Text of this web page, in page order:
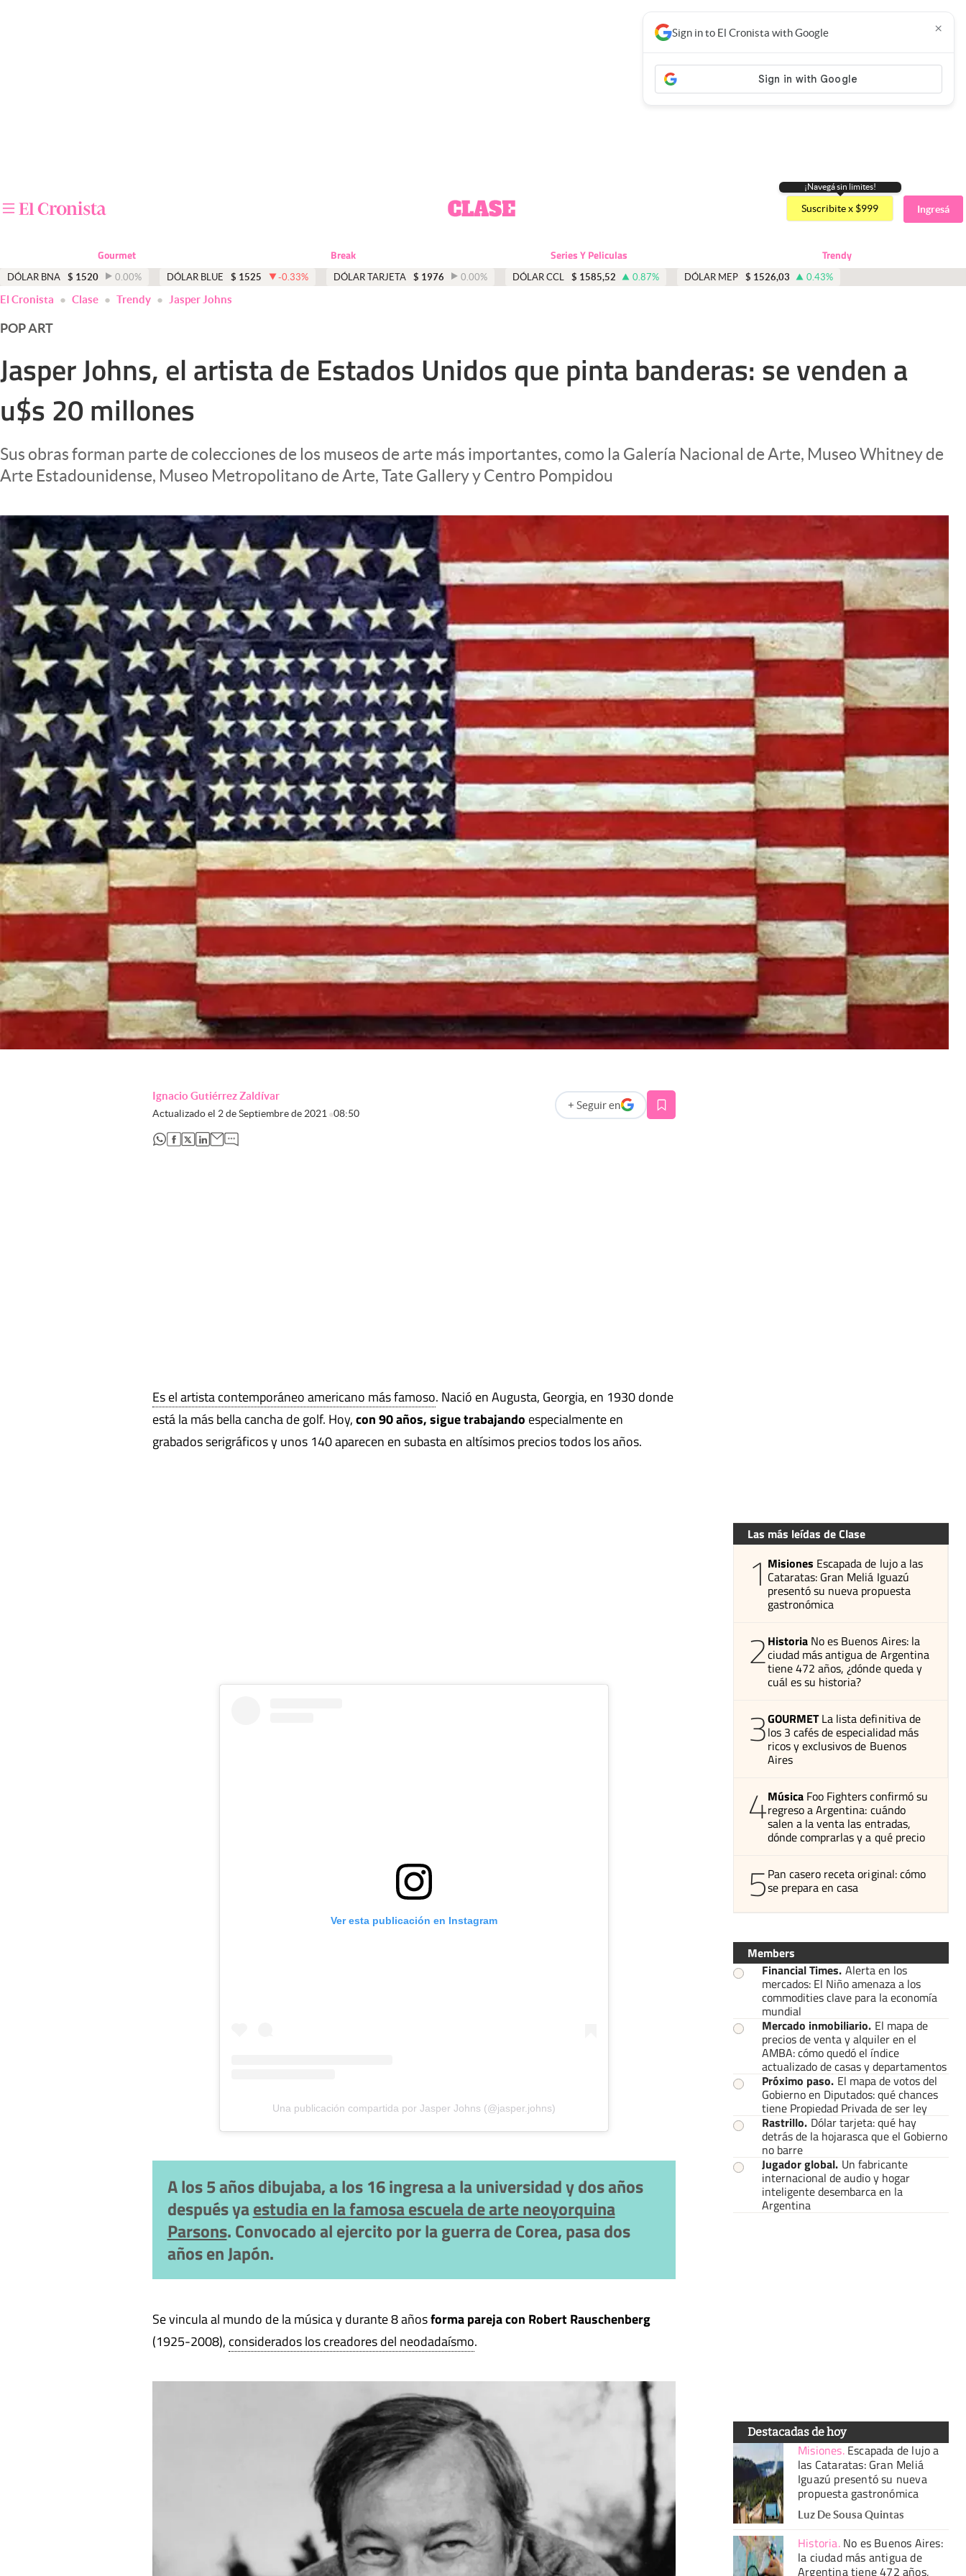
Otras secciones
Apertura
Infotechnology
Clima
Mundial 2026
abre en nueva pestaña
¡Navegá sin limites!
Suscribite x $999 Ingresá
Gourmet Break Series Y Peliculas Trendy
DÓLAR BNA $ 1520 0.00% DÓLAR BLUE $ 1525 -0.33% DÓLAR TARJETA $ 1976 0.00% DÓLAR CCL $ 1585,52 0.87% DÓLAR MEP $ 1526,03 0.43%
Sign in to El Cronista with Google ×
El Cronista Clase Trendy Jasper Johns
POP ART
Jasper Johns, el artista de Estados Unidos que pinta banderas: se venden a
u$s 20 millones
Sus obras forman parte de colecciones de los museos de arte más importantes, como la Galería Nacional de Arte, Museo Whitney de
Arte Estadounidense, Museo Metropolitano de Arte, Tate Gallery y Centro Pompidou
Ignacio Gutiérrez Zaldívar
Actualizado el 2 de Septiembre de 2021 08:50
+ Seguir en
abre en nueva pestaña
abre en nueva pestaña
abre en nueva pestaña
abre en nueva pestaña
abre en nueva pestaña
Es el artista contemporáneo americano más famoso. Nació en Augusta, Georgia, en 1930 donde
está la más bella cancha de golf. Hoy,con 90 años, sigue trabajando especialmente en
grabados serigráficos y unos 140 aparecen en subasta en altísimos precios todos los años.
Ver esta publicación en Instagram
Una publicación compartida por Jasper Johns (@jasper.johns)
A los 5 años dibujaba, a los 16 ingresa a la universidad y dos años
después yaestudia en la famosa escuela de arte neoyorquina
Parsons. Convocado al ejercito por la guerra de Corea, pasa dos
años en Japón.
Se vincula al mundo de la música y durante 8 añosforma pareja con Robert Rauschenberg
(1925-2008), considerados los creadores del neodadaísmo.
Las más leídas de Clase
1 Misiones Escapada de lujo a las
Cataratas: Gran Meliá Iguazú
presentó su nueva propuesta
gastronómica
2Historia No es Buenos Aires: la
ciudad más antigua de Argentina
tiene 472 años, ¿dónde queda y
cuál es su historia?
3GOURMET La lista definitiva de
los 3 cafés de especialidad más
ricos y exclusivos de Buenos
Aires
4Música Foo Fighters confirmó su
regreso a Argentina: cuándo
salen a la venta las entradas,
dónde comprarlas y a qué precio
5Pan casero receta original: cómo
se prepara en casa
Members
Financial Times. Alerta en los
mercados: El Niño amenaza a los
commodities clave para la economía
mundial
Mercado inmobiliario. El mapa de
precios de venta y alquiler en el
AMBA: cómo quedó el índice
actualizado de casas y departamentos
Próximo paso. El mapa de votos del
Gobierno en Diputados: qué chances
tiene Propiedad Privada de ser ley
Rastrillo. Dólar tarjeta: qué hay
detrás de la hojarasca que el Gobierno
no barre
Jugador global. Un fabricante
internacional de audio y hogar
inteligente desembarca en la
Argentina
Destacadas de hoy
Misiones. Escapada de lujo a
las Cataratas: Gran Meliá
Iguazú presentó su nueva
propuesta gastronómica
Luz De Sousa Quintas
Historia. No es Buenos Aires:
la ciudad más antigua de
Argentina tiene 472 años,